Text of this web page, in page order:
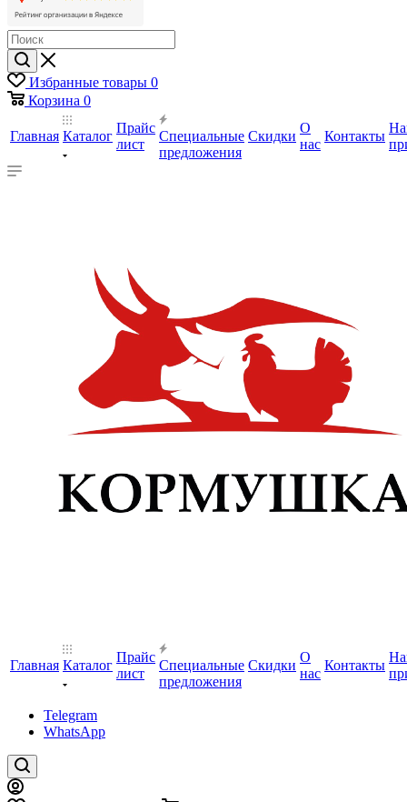
Избранные товары 0
Корзина 0
Главная Каталог
Прайс
лист
Специальные
предложения
Скидки
О
нас
Контакты
Главная Каталог
Прайс
лист
Специальные
предложения
Скидки
О
нас
Контакты
Telegram
WhatsApp